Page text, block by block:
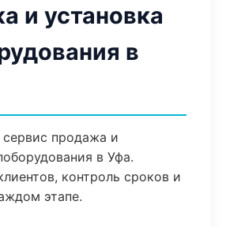
и установка
в
продажа и
в Уфа.
контроль сроков и
этапе.